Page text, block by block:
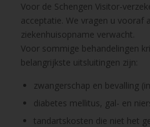
Voor de Schengen Visitor-
acceptatie. We vragen u vooraf
ziekenhuisopname verwacht.
Voor sommige behandelingen
belangrijkste uitsluitingen zijn:
zwangerschap en bevalling
diabetes mellitus, gal- en
tandartskosten die niet het